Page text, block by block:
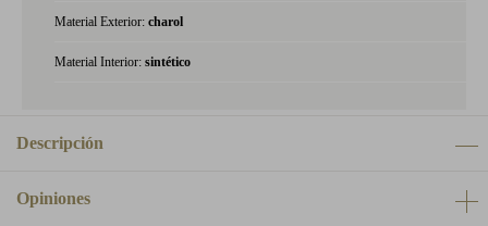
Material Exterior: charol
Material Interior: sintético
Descripción
Opiniones